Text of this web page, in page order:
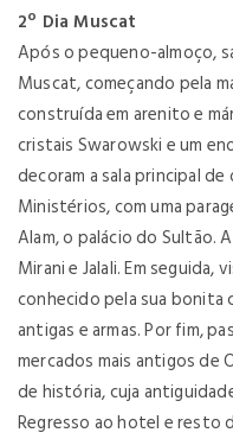
2º Dia Muscat
Após o pequeno-almoço,
Muscat, começando pela
construída em arenito e
cristais Swarowski e um
decoram a sala principal de
Ministérios, com uma
Alam, o palácio do Sultão.
Mirani e Jalali. Em
conhecido pela sua bonita
antigas e armas. Por fim,
mercados mais antigos de
de história, cuja
Regresso ao hotel e resto